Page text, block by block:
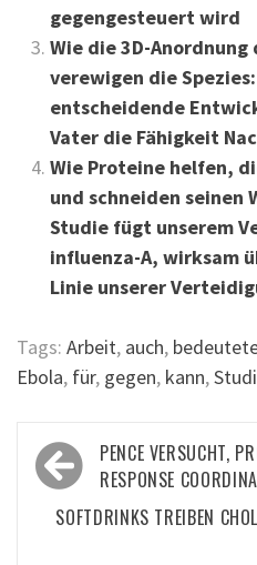
gegengesteuert wird
Wie die 3D-Anordnung
verewigen die
entscheidende
Vater die Fähigkeit
Wie Proteine helfen,
und schneiden seinen
Studie fügt unserem
influenza-A, wirksam
Linie unserer
Tags: Arbeit, auch,
Ebola, für, gegen, kann,
Beitragsnavigation
PENCE VERSUCHT,
RESPONSE
SOFTDRINKS TREIBEN